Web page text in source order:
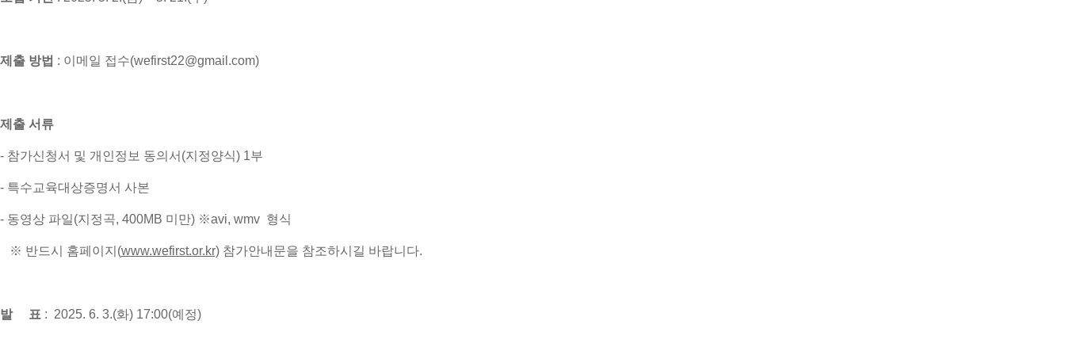
제출 방법 : 이메일 접수(wefirst22@gmail.com)
제출 서류
- 참가신청서 및 개인정보 동의서(지정양식) 1부
- 특수교육대상증명서 사본
- 동영상 파일(지정곡, 400MB 미만) ※avi, wmv 형식
※ 반드시 홈페이지(www.wefirst.or.kr) 참가안내문을 참조하시길 바랍니다.
발 표 : 2025. 6. 3.(화) 17:00(예정)